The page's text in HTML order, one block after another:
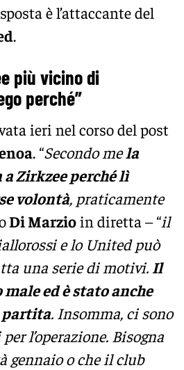
è l’attaccante del
.
più vicino di
perché”
ieri nel corso del post
. “Secondo mela
Zirkzee perché lì
volontà, praticamente
Di Marzioin diretta – “il
e lo United può
una serie di motivi. Il
ed è stato anche
partita. Insomma, ci sono
l’operazione. Bisogna
gennaio o che il club